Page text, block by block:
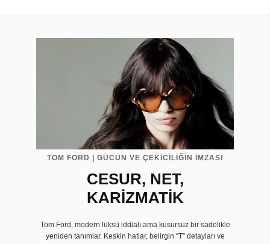
TOM FORD | GÜCÜN VE ÇEKİCİLİĞİN İMZASI
CESUR, NET,
KARİZMATİK
Tom Ford, modern lüksü iddialı ama kusursuz bir sadelikle
yeniden tanımlar. Keskin hatlar, belirgin “T” detayları ve